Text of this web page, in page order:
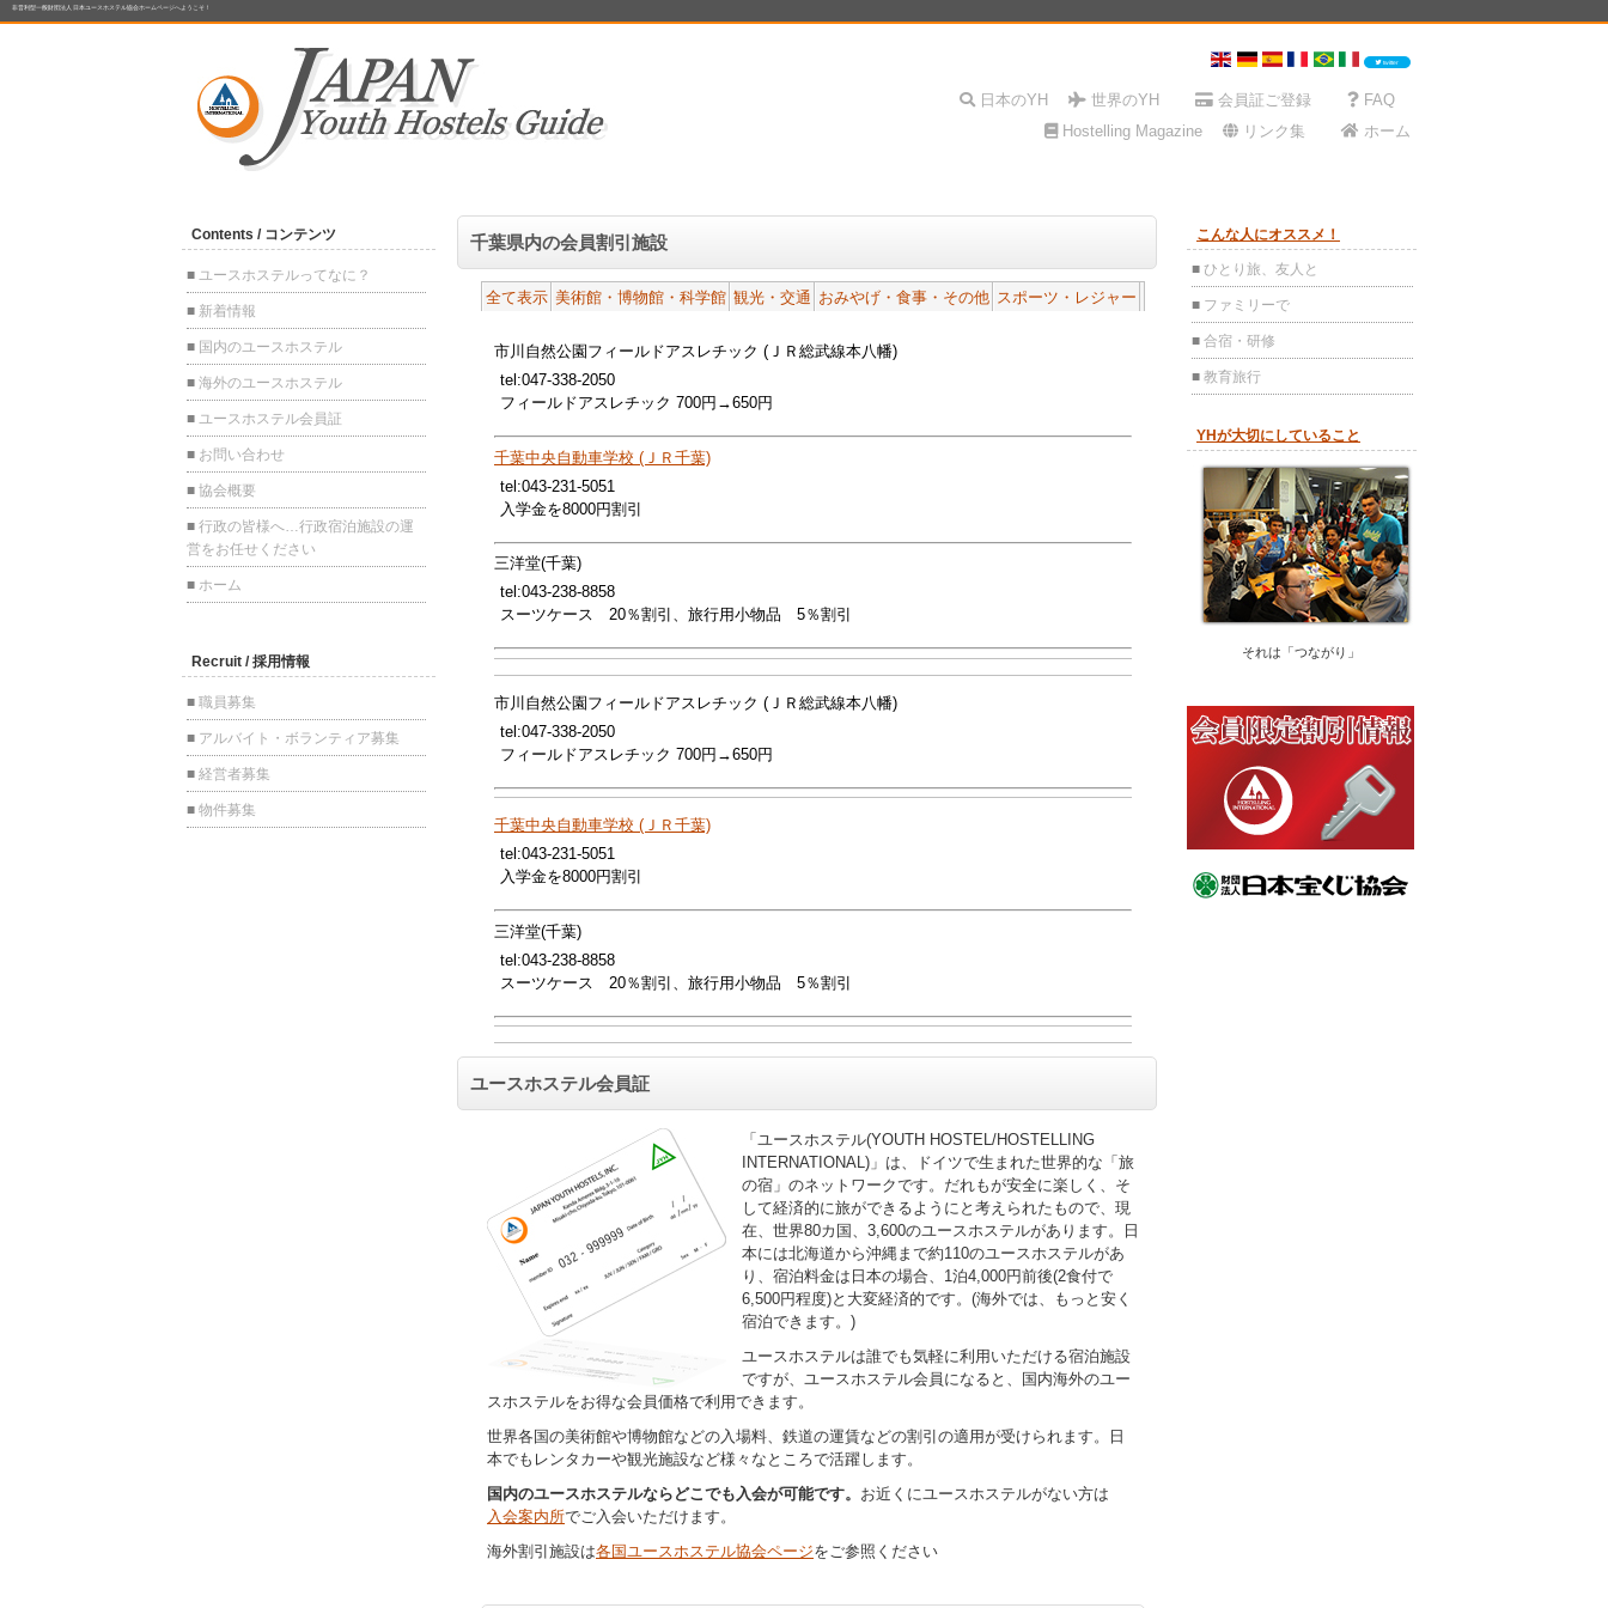
非営利型一般財団法人 日本ユースホステル協会ホームページへようこそ！
千葉県内の会員割引施設
全て表示 美術館・博物館・科学館 観光・交通 おみやげ・食事・その他 スポーツ・レジャー
市川自然公園フィールドアスレチック (ＪＲ総武線本八幡)
tel:047-338-2050
フィールドアスレチック 700円→650円
千葉中央自動車学校 (ＪＲ千葉)
tel:043-231-5051
入学金を8000円割引
三洋堂(千葉)
tel:043-238-8858
スーツケース 20％割引、旅行用小物品 5％割引
市川自然公園フィールドアスレチック (ＪＲ総武線本八幡)
tel:047-338-2050
フィールドアスレチック 700円→650円
千葉中央自動車学校 (ＪＲ千葉)
tel:043-231-5051
入学金を8000円割引
三洋堂(千葉)
tel:043-238-8858
スーツケース 20％割引、旅行用小物品 5％割引
ユースホステル会員証
「ユースホステル(YOUTH HOSTEL/HOSTELLING
INTERNATIONAL)」は、ドイツで生まれた世界的な「旅
の宿」のネットワークです。だれもが安全に楽しく、そ
して経済的に旅ができるようにと考えられたもので、現
在、世界80カ国、3,600のユースホステルがあります。日
本には北海道から沖縄まで約110のユースホステルがあ
り、宿泊料金は日本の場合、1泊4,000円前後(2食付で
6,500円程度)と大変経済的です。(海外では、もっと安く
宿泊できます。)
ユースホステルは誰でも気軽に利用いただける宿泊施設
ですが、ユースホステル会員になると、国内海外のユー
スホステルをお得な会員価格で利用できます。
世界各国の美術館や博物館などの入場料、鉄道の運賃などの割引の適用が受けられます。日
本でもレンタカーや観光施設など様々なところで活躍します。
国内のユースホステルならどこでも入会が可能です。 お近くにユースホステルがない方は
入会案内所でご入会いただけます。
海外割引施設は各国ユースホステル協会ページをご参照ください